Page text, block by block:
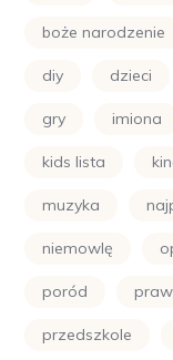
boże narodzenie
diy dzieci
gry imiona
kids lista
muzyka
niemowlę
poród
przedszkole